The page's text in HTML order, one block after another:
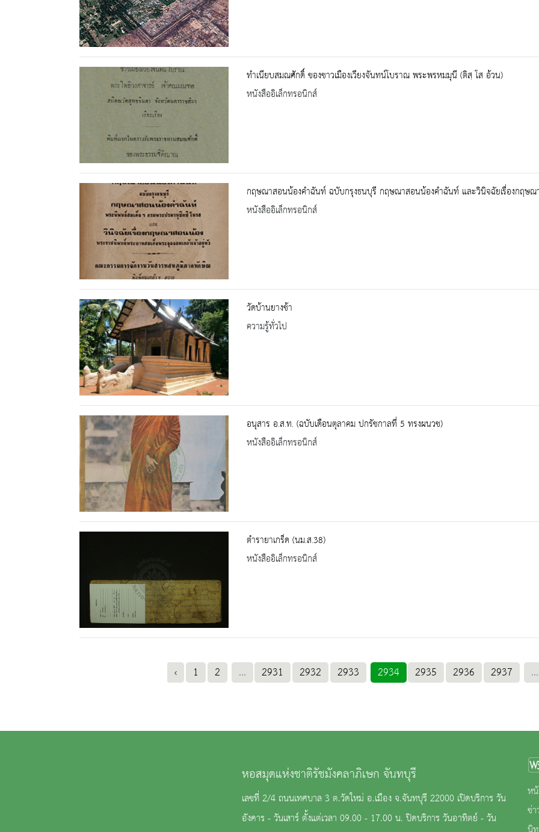
ทำเนียบสมณศักดิ์ ของชาวเมืองเวียงจันทน์โบราณ พระพรหมมุนี (ติสฺ โส อ้วน)
หนังสืออิเล็กทรอนิกส์
กฤษณาสอนน้องคำฉันท์ ฉบับกรุงธนบุรี กฤษณาสอนน้องคำฉันท์ และวินิจฉัยเรื่องกฤษณ
หนังสืออิเล็กทรอนิกส์
วัดบ้านยางช้า
ความรู้ทั่วไป
อนุสาร อ.ส.ท. (ฉบับเดือนตุลาคม ปกรัชกาลที่ 5 ทรงผนวช)
หนังสืออิเล็กทรอนิกส์
ตำรายาเกร็ด (นม.ส.38)
หนังสืออิเล็กทรอนิกส์
‹ 1 2 ... 2931 2932 2933 2934 2935 2936 2937 ...
หอสมุดแห่งชาติรัชมังคลาภิเษก จันทบุรี
เลขที่ 2/4 ถนนเทศบาล 3 ต.วัดใหม่ อ.เมือง จ.จันทบุรี 22000 เปิดบริการ วัน
อังคาร - วันเสาร์ ตั้งแต่เวลา 09.00 - 17.00 น. ปิดบริการ วันอาทิตย์ - วัน
ห
ข่